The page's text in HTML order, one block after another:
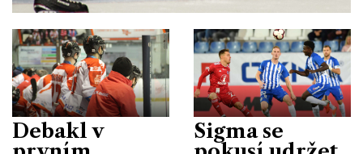
Debakl v
Sigma se